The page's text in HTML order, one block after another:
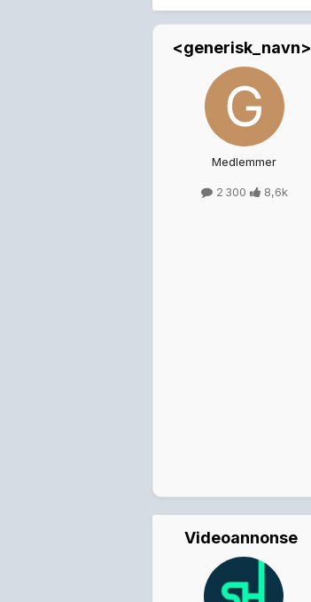
<generisk_navn>
Medlemmer
2 300 8,6k
Videoannonse